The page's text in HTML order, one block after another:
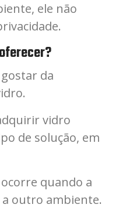
ele não
da
vidro
de solução, em
quando a
a outro ambiente.